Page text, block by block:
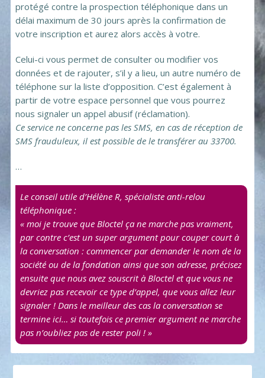
protégé contre la prospection téléphonique dans un
délai maximum de 30 jours après la confirmation de
votre inscription et aurez alors accès à votre.
Celui-ci vous permet de consulter ou modifier vos
données et de rajouter, s’il y a lieu, un autre numéro de
téléphone sur la liste d’opposition. C’est également à
partir de votre espace personnel que vous pourrez
nous signaler un appel abusif (réclamation).
Ce service ne concerne pas les SMS, en cas de réception de
SMS frauduleux, il est possible de le transférer au 33700.
…
Le conseil utile d’Hélène R, spécialiste anti-relou
téléphonique :
« moi je trouve que Bloctel ça ne marche pas vraiment,
par contre c’est un super argument pour couper court à
la conversation : commencer par demander le nom de la
société ou de la fondation ainsi que son adresse, précisez
ensuite que nous avez souscrit à Bloctel et que vous ne
devriez pas recevoir ce type d’appel, que vous allez leur
signaler ! Dans le meilleur des cas la conversation se
termine ici… si toutefois ce premier argument ne marche
pas n’oubliez pas de rester poli ! »